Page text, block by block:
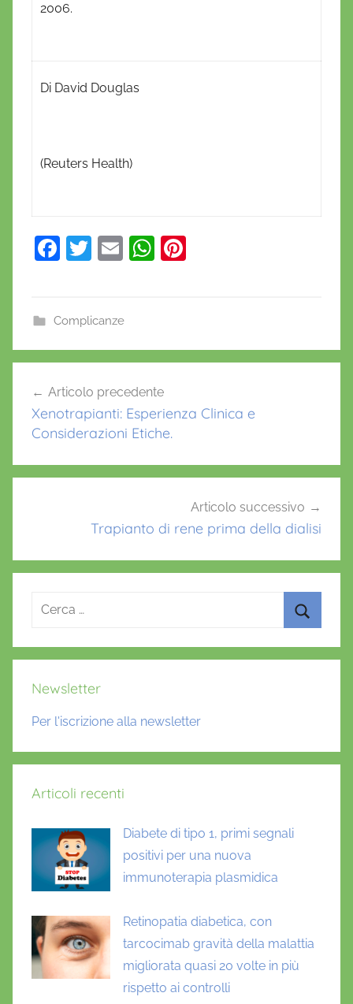
2006.
Di David Douglas
(Reuters Health)
F
e
b
o
k
T
er
E
l
W
A
p
st
Complicanze
articoli
Articolo precedente
Xenotrapianti: Esperienza Clinica e
Considerazioni Etiche.
Articolo successivo
Trapianto di rene prima della dialisi
Ricerca
Newsletter
Per l'iscrizione alla newsletter
Articoli recenti
Diabete di tipo 1, primi segnali
positivi per una nuova
immunoterapia plasmidica
Retinopatia diabetica, con
tarcocimab gravità della malattia
migliorata quasi 20 volte in più
rispetto ai controlli